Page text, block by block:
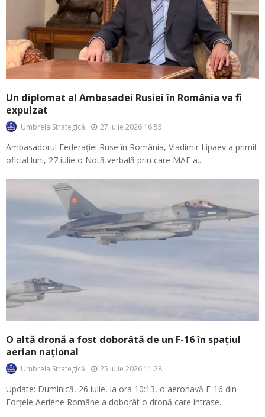
Un diplomat al Ambasadei Rusiei în România va fi
expulzat
Umbrela Strategică 27 iulie 2026 16:55
Ambasadorul Federației Ruse în România, Vladimir Lipaev a primit
oficial luni, 27 iulie o Notă verbală prin care MAE a...
O altă dronă a fost doborâtă de un F-16 în spațiul
aerian național
Umbrela Strategică 25 iulie 2026 11:28
Update: Duminică, 26 iulie, la ora 10:13, o aeronavă F-16 din
Forțele Aeriene Române a doborât o dronă care intrase...